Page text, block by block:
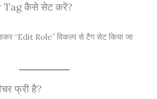
Tag कैसे सेट करें?
“Edit Role” विकल्प से टैग सेट किया जा
फ्री है?